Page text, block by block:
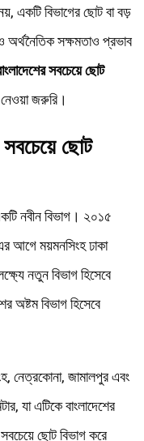
একটি বিভাগের ছোট বা বড়
অর্থনৈতিক সক্ষমতাও প্রভাব
সবচেয়ে ছোট
জরুরি।
সবচেয়ে ছোট
নবীন বিভাগ। ২০১৫
আগে ময়মনসিংহ ঢাকা
নতুন বিভাগ হিসেবে
অষ্টম বিভাগ হিসেবে
নেত্রকোনা, জামালপুর এবং
যা এটিকে বাংলাদেশের
ছোট বিভাগ করে